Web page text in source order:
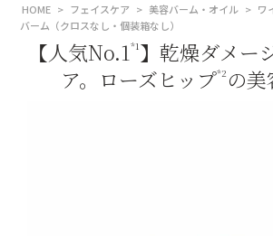
HOME フェイスケア 美容バーム・オイル
ワ
バーム（クロスなし・個装箱なし）
【人気No.1 *1 】乾燥ダメー
ア。ローズヒップ*2の美